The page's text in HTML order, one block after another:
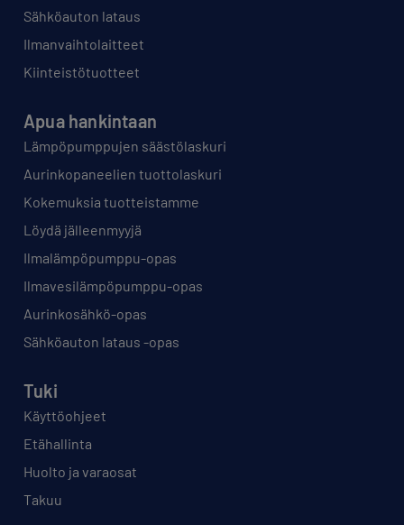
Sähköauton lataus
Ilmanvaihtolaitteet
Kiinteistötuotteet
Apua hankintaan
Lämpöpumppujen säästölaskuri
Aurinkopaneelien tuottolaskuri
Kokemuksia tuotteistamme
Löydä jälleenmyyjä
Ilmalämpöpumppu-opas
Ilmavesilämpöpumppu-opas
Aurinkosähkö-opas
Sähköauton lataus -opas
Tuki
Käyttöohjeet
Etähallinta
Huolto ja varaosat
Takuu